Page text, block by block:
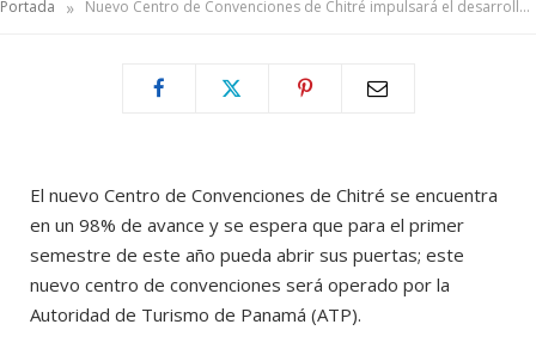
Portada » Nuevo Centro de Convenciones de Chitré impulsará el desarrollo turístico en la región
El nuevo Centro de Convenciones de Chitré se encuentra
en un 98% de avance y se espera que para el primer
semestre de este año pueda abrir sus puertas; este
nuevo centro de convenciones será operado por la
Autoridad de Turismo de Panamá (ATP).